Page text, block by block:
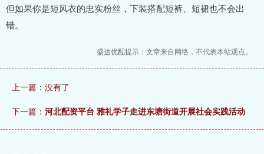
但如果你是短风衣的忠实粉丝，下装搭配短裤、短裙也不会出
错。
盛达优配提示：文章来自网络，不代表本站观点。
上一篇：没有了
下一篇： 河北配资平台 雅礼学子走进东塘街道开展社会实践活动